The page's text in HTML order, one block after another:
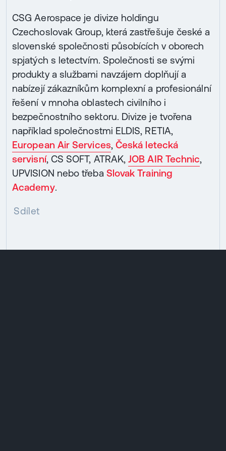
CSG Aerospace je divize holdingu
Czechoslovak Group, která zastřešuje české a
slovenské společnosti působících v oborech
spjatých s letectvím. Společnosti se svými
produkty a službami navzájem doplňují a
nabízejí zákazníkům komplexní a profesionální
řešení v mnoha oblastech civilního i
bezpečnostního sektoru. Divize je tvořena
například společnostmi ELDIS, RETIA,
European Air Services, Česká letecká
servisní, CS SOFT, ATRAK,JOB AIR Technic,
UPVISION nebo třeba Slovak Training
Academy.
Sdílet